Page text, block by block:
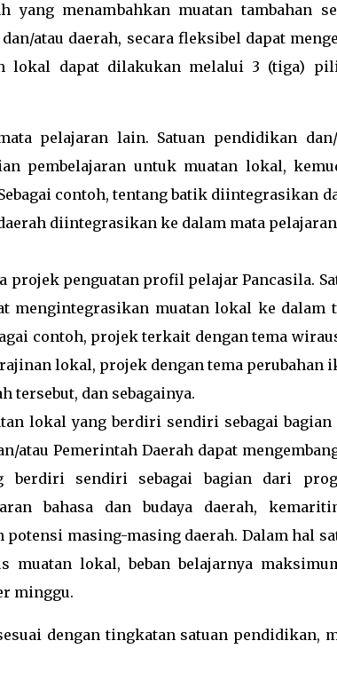
yang menambahkan muatan tambahan
atau daerah, secara fleksibel dapat
lokal dapat dilakukan melalui 3 (tiga)
pelajaran lain. Satuan pendidikan dan/
pembelajaran untuk muatan lokal,
contoh, tentang batik diintegrasikan
diintegrasikan ke dalam mata pelajaran
penguatan profil pelajar Pancasila.
mengintegrasikan muatan lokal ke dalam
contoh, projek terkait dengan tema
lokal, projek dengan tema perubahan
dan sebagainya.
lokal yang berdiri sendiri sebagai
Pemerintah Daerah dapat
berdiri sendiri sebagai bagian dari
bahasa dan budaya daerah,
masing-masing daerah. Dalam hal
muatan lokal, beban belajarnya
minggu.
dengan tingkatan satuan pendidikan,